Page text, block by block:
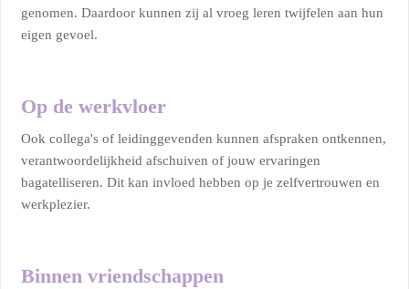
genomen. Daardoor kunnen zij al vroeg leren twijfelen aan hun
eigen gevoel.
Op de werkvloer
Ook collega's of leidinggevenden kunnen afspraken ontkennen,
verantwoordelijkheid afschuiven of jouw ervaringen
bagatelliseren. Dit kan invloed hebben op je zelfvertrouwen en
werkplezier.
Binnen vriendschappen